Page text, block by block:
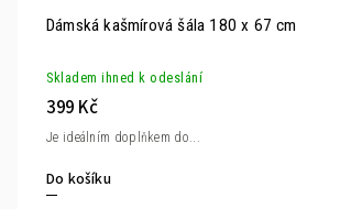
Dámská kašmírová šála 180 x 67 cm
Skladem ihned k odeslání
399 Kč
Do košíku
Je ideálním doplňkem do...